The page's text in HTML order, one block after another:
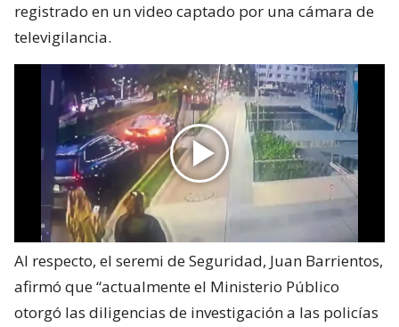
registrado en un video captado por una cámara de
televigilancia.
Al respecto, el seremi de Seguridad, Juan Barrientos,
afirmó que “actualmente el Ministerio Público
otorgó las diligencias de investigación a las policías